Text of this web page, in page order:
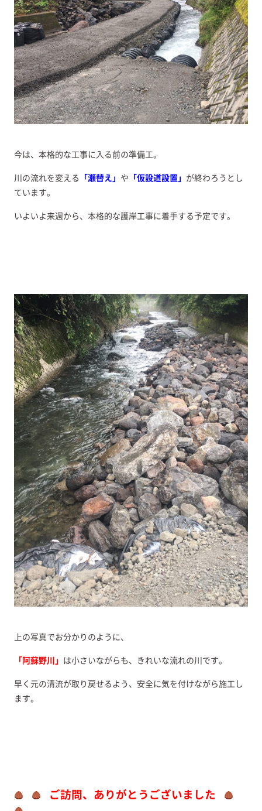
今は、本格的な工事に入る前の準備工。
川の流れを変える 「瀬替え」 や 「仮設道設置」 が終わろうとし
ています。
いよいよ来週から、本格的な護岸工事に着手する予定です。
上の写真でお分かりのように、
「阿蘇野川」 は小さいながらも、きれいな流れの川です。
早く元の清流が取り戻せるよう、安全に気を付けながら施工し
ます。
ご訪問、ありがとうございました